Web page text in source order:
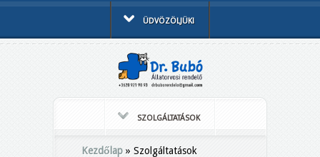
ÜDVÖZÖLJÜK!
SZOLGÁLTATÁSOK
Kezdőlap » Szolgáltatások